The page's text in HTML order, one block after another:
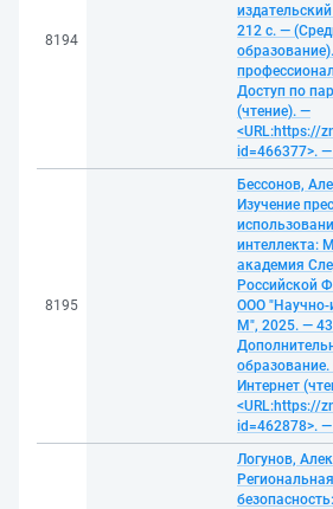
8194
212 с. —
Доступ по
(чтение). —
<URL:https://
id=466377>.
8195
Бессонов,
Изучение
интеллекта:
академия
Российской
ООО "Научно-
М", 2025. —
Интернет
<URL:https://
id=462878>.
Логунов,